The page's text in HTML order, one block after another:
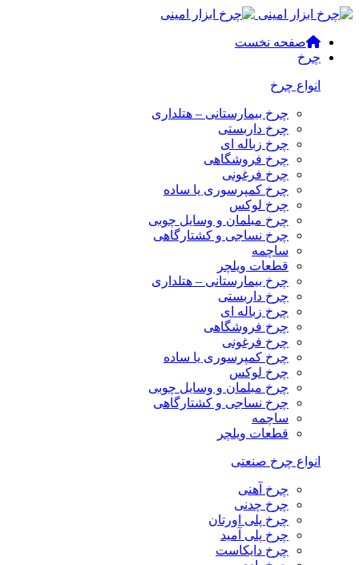
صفحه نخست
چرخ
انواع چرخ
چرخ بیمارستانی – هتلداری
چرخ داربستی
چرخ زباله ای
چرخ فروشگاهی
چرخ فرغونی
چرخ کمپرسوری یا ساده
چرخ لوکس
چرخ مبلمان و وسایل چوبی
چرخ نساجی و کشتارگاهی
ساچمه
قطعات ویلچر
چرخ بیمارستانی – هتلداری
چرخ داربستی
چرخ زباله ای
چرخ فروشگاهی
چرخ فرغونی
چرخ کمپرسوری یا ساده
چرخ لوکس
چرخ مبلمان و وسایل چوبی
چرخ نساجی و کشتارگاهی
ساچمه
قطعات ویلچر
انواع چرخ صنعتی
چرخ آهنی
چرخ چدنی
چرخ پلی اورتان
چرخ پلی آمید
چرخ دایکاست